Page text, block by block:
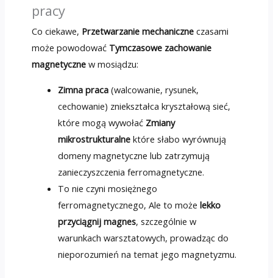
pracy
Co ciekawe, Przetwarzanie mechaniczneczasami
może powodować Tymczasowe zachowanie
magnetycznew mosiądzu:
Zimna praca (walcowanie, rysunek,
cechowanie) zniekształca kryształową sieć,
które mogą wywołać Zmiany
mikrostrukturalne które słabo wyrównują
domeny magnetyczne lub zatrzymują
zanieczyszczenia ferromagnetyczne.
To nie czyni mosiężnego
ferromagnetycznego, Ale to możelekko
przyciągnij magnes, szczególnie w
warunkach warsztatowych, prowadząc do
nieporozumień na temat jego magnetyzmu.